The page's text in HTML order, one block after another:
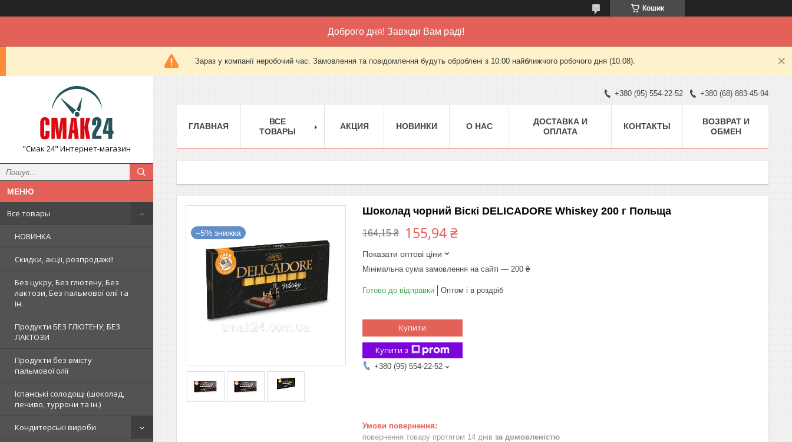
Кошик
Доброго дня! Завжди Вам раді!
Зараз у компанії неробочий час. Замовлення та повідомлення будуть оброблені з 10:00 найближчого робочого дня (10.08).
"Смак 24" Интернет-магазин
Все товары
НОВИНКА
Скидки, акції, розпродажі!!
Без цукру, Без глютену, Без
лактози, Без пальмової олії та
ін.
Продукти БЕЗ ГЛЮТЕНУ, БЕЗ
ЛАКТОЗИ
Продукти без вмісту
пальмової олії
Іспанські солодощі (шоколад,
печиво, туррони та ін.)
Кондитерські вироби
+380 (95) 554-22-52 +380 (68) 883-45-94
ГЛАВНАЯ
ВСЕ
ТОВАРЫ
АКЦИЯ НОВИНКИ О НАС
ДОСТАВКА И
ОПЛАТА
КОНТАКТЫ
ВОЗВРАТ И
ОБМЕН
–5%
Шоколад чорний Віскі DELICADORE Whiskey 200 г Польща
164,15 ₴ 155,94 ₴
Показати оптові ціни
Мінімальна сума замовлення на сайті — 200 ₴
Готово до відправки Оптом і в роздріб
Купити
Купити з
+380 (95) 554-22-52
повернення товару протягом 14 днів за домовленістю